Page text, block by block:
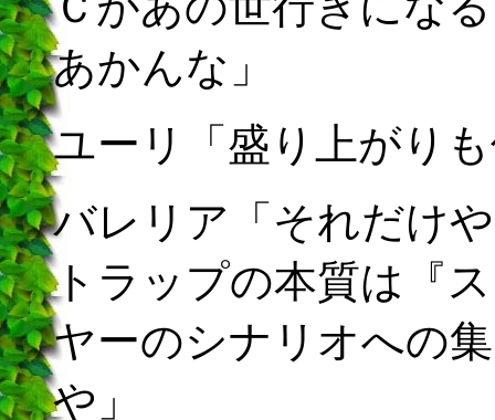
あかんな」
ユーリ「盛り上がり
バレリア「それだけ
トラップの本質は『
ヤーのシナリオへの
や」